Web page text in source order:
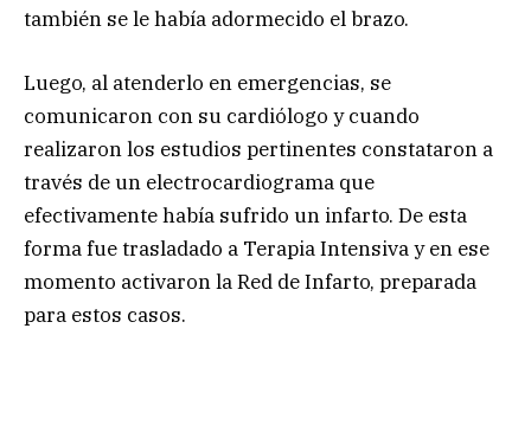
también se le había adormecido el brazo.
Luego, al atenderlo en emergencias, se
comunicaron con su cardiólogo y cuando
realizaron los estudios pertinentes constataron a
través de un electrocardiograma que
efectivamente había sufrido un infarto. De esta
forma fue trasladado a Terapia Intensiva y en ese
momento activaron la Red de Infarto, preparada
para estos casos.